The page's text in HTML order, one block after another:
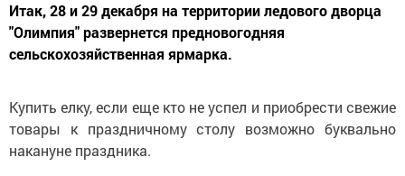
Итак, 28 и 29 декабря на территории ледового дворца
"Олимпия" развернется предновогодняя
сельскохозяйственная ярмарка.
Купить елку, если еще кто не успел и приобрести свежие
товары к праздничному столу возможно буквально
накануне праздника.